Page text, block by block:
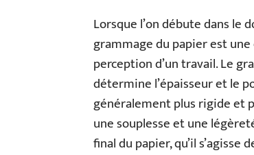
Lorsque l’on débute dans le
grammage du papier est
perception d’un travail. Le
détermine l’épaisseur et le
généralement plus rigide et
une souplesse et une
final du papier, qu’il s’agisse